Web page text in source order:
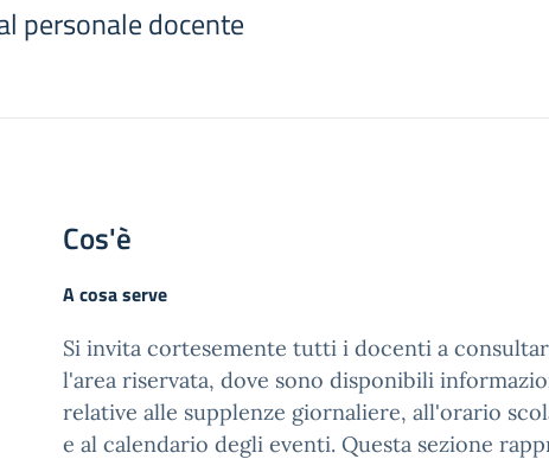
personale docente
Cos'è
A cosa serve
Si invita cortesemente tutti i docenti a
l'area riservata, dove sono disponibili
relative alle supplenze giornaliere, all'orario
e al calendario degli eventi. Questa sezione